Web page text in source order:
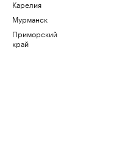
Карелия
Мурманск
Приморский
край